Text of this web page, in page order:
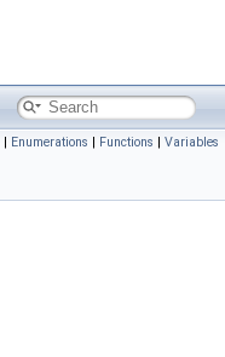
| Enumerations | Functions | Variables